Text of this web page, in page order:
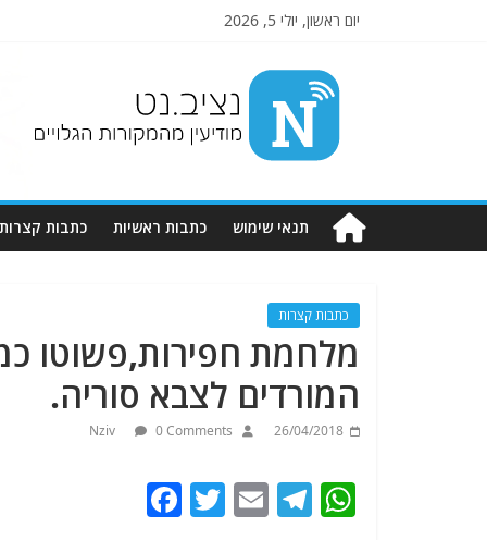
יום ראשון, יולי 5, 2026
Nziv.net
מודיעין
מהמקורות
תנאי שימוש כתבות ראשיות כתבות קצרות
כתבות קצרות
מלחמת חפירות,פשוטו
המורדים לצבא סוריה.
26/04/2018
Nziv 0 Comments
W
T
E
T